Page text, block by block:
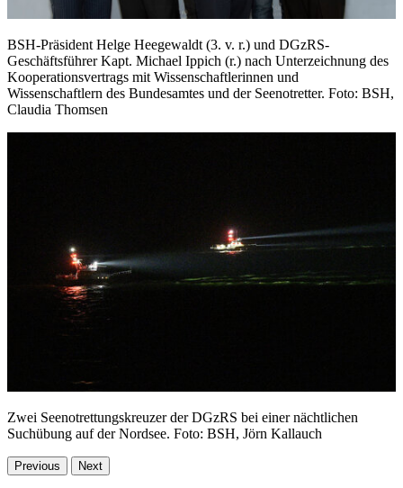
BSH-Präsident Helge Heegewaldt (3. v. r.) und DGzRS-
Geschäftsführer Kapt. Michael Ippich (r.) nach Unterzeichnung des
Kooperationsvertrags mit Wissenschaftlerinnen und
Wissenschaftlern des Bundesamtes und der Seenotretter. Foto: BSH,
Claudia Thomsen
Zwei Seenotrettungskreuzer der DGzRS bei einer nächtlichen
Suchübung auf der Nordsee. Foto: BSH, Jörn Kallauch
Previous Next